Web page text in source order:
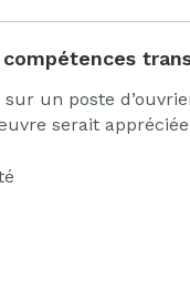
un poste
serait